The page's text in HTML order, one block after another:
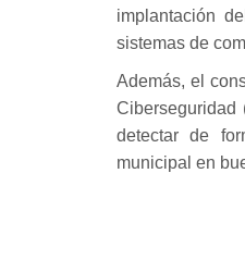
implantación
sistemas de
Además, el
Ciberseguridad
detectar de
municipal en